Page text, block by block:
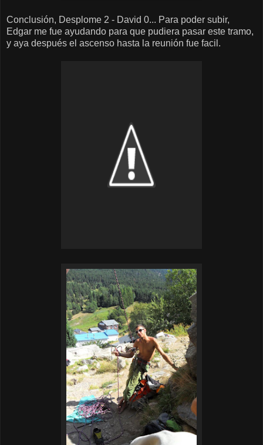
Conclusión, Desplome 2 - David 0... Para poder subir,
Edgar me fue ayudando para que pudiera pasar este tramo,
y aya después el ascenso hasta la reunión fue facil.